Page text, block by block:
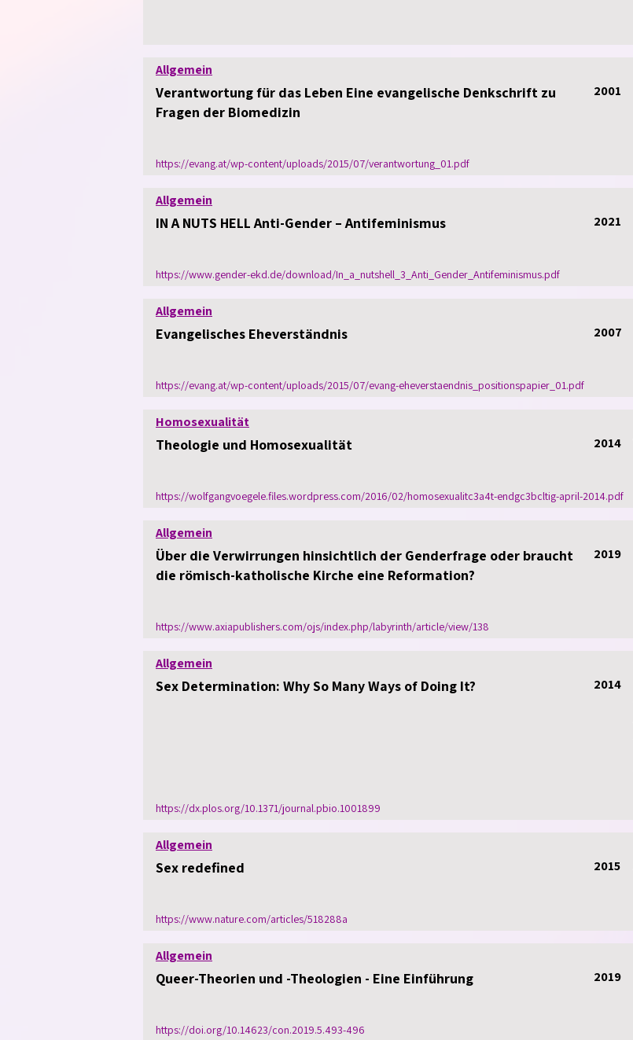
Allgemein
Verantwortung für das Leben Eine evangelische Denkschrift zu
Fragen der Biomedizin
2001
https://evang.at/wp-content/uploads/2015/07/verantwortung_01.pdf
Allgemein
IN A NUTS HELL Anti-Gender – Antifeminismus 2021
https://www.gender-ekd.de/download/In_a_nutshell_3_Anti_Gender_Antifeminismus.pdf
Allgemein
Evangelisches Eheverständnis 2007
https://evang.at/wp-content/uploads/2015/07/evang-eheverstaendnis_positionspapier_01.pdf
Homosexualität
Theologie und Homosexualität 2014
https://wolfgangvoegele.files.wordpress.com/2016/02/homosexualitc3a4t-endgc3bcltig-april-2014.pdf
Allgemein
Über die Verwirrungen hinsichtlich der Genderfrage oder braucht
die römisch-katholische Kirche eine Reformation?
2019
https://www.axiapublishers.com/ojs/index.php/labyrinth/article/view/138
Allgemein
Sex Determination: Why So Many Ways of Doing It? 2014
https://dx.plos.org/10.1371/journal.pbio.1001899
Allgemein
Sex redefined 2015
https://www.nature.com/articles/518288a
Allgemein
Queer-Theorien und -Theologien - Eine Einführung 2019
https://doi.org/10.14623/con.2019.5.493-496